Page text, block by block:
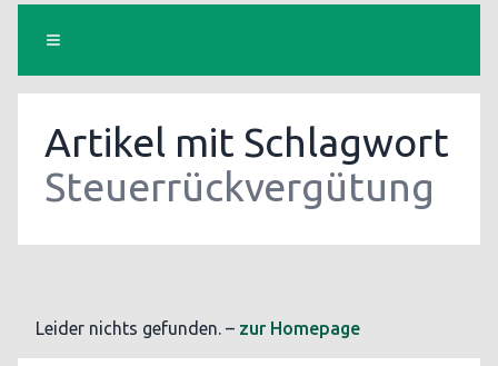
Artikel mit Schlagwort
Steuerrückvergütung
Leider nichts gefunden. – zur Homepage